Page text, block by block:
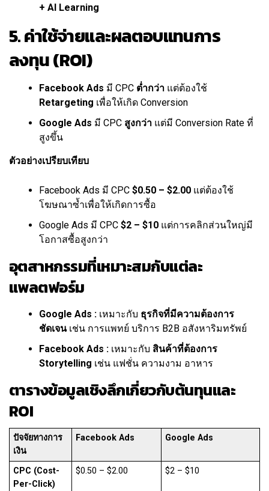
+ AI Learning
5. ค่าใช้จ่ายและผลตอบแทนการ
ลงทุน (ROI)
Facebook Ads มี CPC ต่ำกว่า แต่ต้องใช้
Retargeting เพื่อให้เกิด Conversion
Google Ads มี CPC สูงกว่า แต่มี Conversion Rate ที่
สูงขึ้น
ตัวอย่างเปรียบเทียบ
Facebook Ads มี CPC $0.50 – $2.00 แต่ต้องใช้
โฆษณาซ้ำเพื่อให้เกิดการซื้อ
Google Ads มี CPC $2 – $10 แต่การคลิกส่วนใหญ่มี
โอกาสซื้อสูงกว่า
อุตสาหกรรมที่เหมาะสมกับแต่ละ
แพลตฟอร์ม
Google Ads : เหมาะกับ ธุรกิจที่มีความต้องการ
ชัดเจนเช่น การแพทย์ บริการ B2B อสังหาริมทรัพย์
Facebook Ads : เหมาะกับ สินค้าที่ต้องการ
Storytelling เช่น แฟชั่น ความงาม อาหาร
ตารางข้อมูลเชิงลึกเกี่ยวกับต้นทุนและ
ROI
ปัจจัยทางการ
เงิน
Facebook Ads Google Ads
CPC (Cost-
Per-Click)
$0.50 – $2.00 $2 – $10